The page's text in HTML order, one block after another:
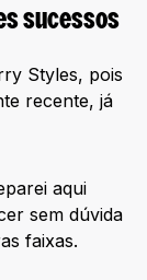
sucessos
Styles, pois
recente, já
aqui
sem dúvida
faixas.